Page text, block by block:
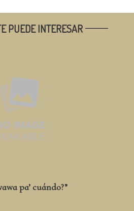
PUEDE INTERESAR
pa’ cuándo?”